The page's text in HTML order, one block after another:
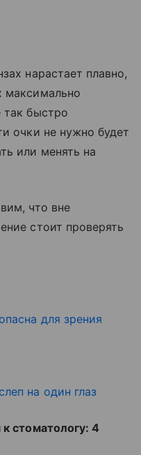
нарастает плавно,
максимально
так быстро
очки не нужно будет
или менять на
что вне
стоит проверять
для зрения
на один глаз
стоматологу: 4